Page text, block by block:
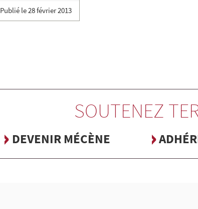
Publié le28 février 2013
SOUTENEZ
DEVENIR MÉCÈNE